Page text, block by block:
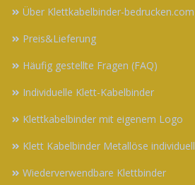
Über Klettkabelbinder-bedrucken.com
Preis&Lieferung
Häufig gestellte Fragen (FAQ)
Individuelle Klett-Kabelbinder
Klettkabelbinder mit eigenem Logo
Klett Kabelbinder Metallöse individuell
Wiederverwendbare Klettbinder